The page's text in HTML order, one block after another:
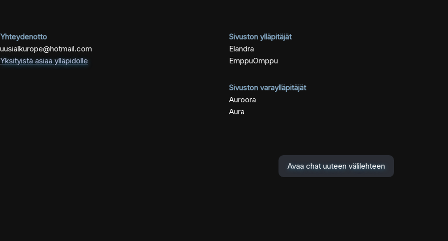
Yhteydenotto
uusialkurope@hotmail.com
Yksityistä asiaa ylläpidolle
Sivuston ylläpitäjät
Elandra
EmppuOmppu
Sivuston varaylläpitäjät
Auroora
Aura
Avaa chat uuteen välilehteen